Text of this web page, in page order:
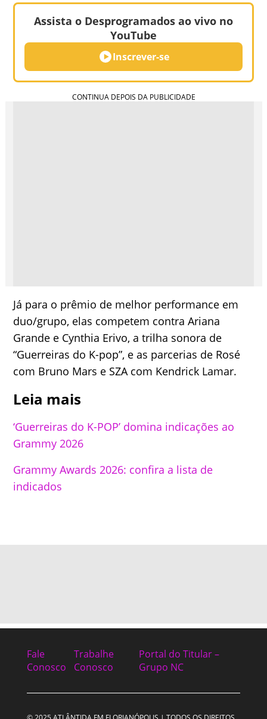
Assista o Desprogramados ao vivo no
YouTube
Inscrever-se
Já para o prêmio de melhor performance em
duo/grupo, elas competem contra Ariana
Grande e Cynthia Erivo, a trilha sonora de
“Guerreiras do K-pop”, e as parcerias de Rosé
com Bruno Mars e SZA com Kendrick Lamar.
Leia mais
‘Guerreiras do K-POP’ domina indicações ao
Grammy 2026
Grammy Awards 2026: confira a lista de
indicados
Fale
Conosco
Trabalhe
Conosco
Portal do Titular –
Grupo NC